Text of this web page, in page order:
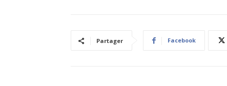
Partager Facebook